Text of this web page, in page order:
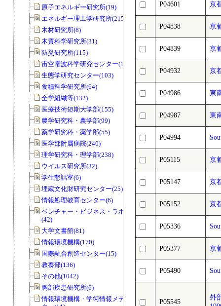
原子エネルギー研究所(19)
エネルギー理工学研究所(215)
木材研究所(8)
木質科学研究所(31)
防災研究所(115)
宙空電波科学研究センター(11)
生態学研究センター(103)
食糧科学研究所(64)
全学組織等(132)
医療技術短期大学部(155)
農学研究科・農学部(99)
薬学研究科・薬学部(55)
医学部附属病院(240)
理学研究科・理学部(238)
ウイルス研究所(32)
学生懇話室(6)
埋蔵文化財研究センター(25)
情報処理教育センター(6)
ベンチャー・ビジネス・ラボラトリー
(42)
大学文書館(81)
情報環境機構(170)
国際融合創造センター(15)
教養部(136)
その他(1042)
胸部疾患研究所(6)
情報環境機構・学術情報メディアセン
P04601 京
P04838 京
P04839 京
P04932 京
P04986 東
P04987 東
P04994
P05115 京
P05147 京
P05152 京
P05336
P05377 京
P05490
P05545
外